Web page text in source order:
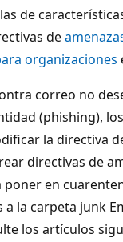
de
de
organizaciones
correo no
(phishing),
la directiva
directivas de
en
la carpeta junk
los artículos